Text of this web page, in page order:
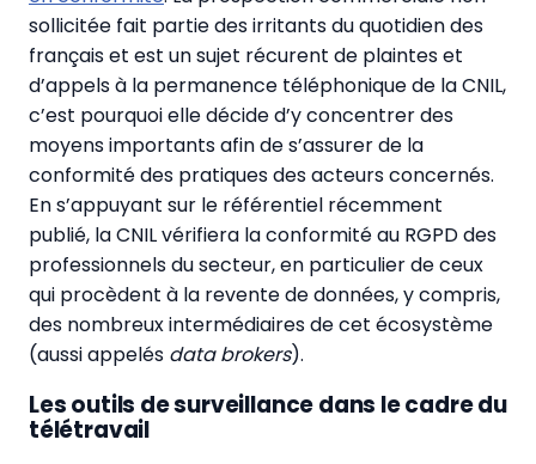
sollicitée fait partie des irritants du quotidien des
français et est un sujet récurent de plaintes et
d’appels à la permanence téléphonique de la CNIL,
c’est pourquoi elle décide d’y concentrer des
moyens importants afin de s’assurer de la
conformité des pratiques des acteurs concernés.
En s’appuyant sur le référentiel récemment
publié, la CNIL vérifiera la conformité au RGPD des
professionnels du secteur, en particulier de ceux
qui procèdent à la revente de données, y compris,
des nombreux intermédiaires de cet écosystème
(aussi appelés data brokers).
Les outils de surveillance dans le cadre du
télétravail